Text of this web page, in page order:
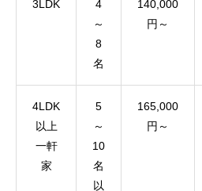
3LDK
4
～
8
名
140,000
円～
4LDK
以上
一軒
家
5
～
10
名
以
165,000
円～